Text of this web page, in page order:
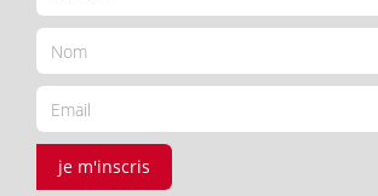
je m'inscris